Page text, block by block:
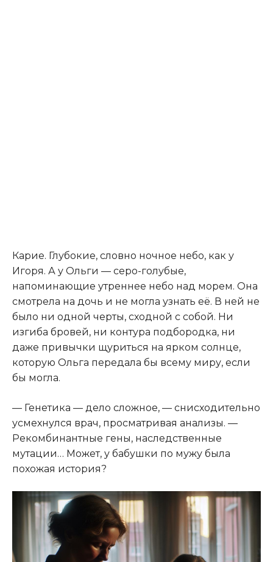
Карие. Глубокие, словно ночное небо, как у
Игоря. А у Ольги — серо-голубые,
напоминающие утреннее небо над морем. Она
смотрела на дочь и не могла узнать её. В ней не
было ни одной черты, сходной с собой. Ни
изгиба бровей, ни контура подбородка, ни
даже привычки щуриться на ярком солнце,
которую Ольга передала бы всему миру, если
бы могла.
— Генетика — дело сложное, — снисходительно
усмехнулся врач, просматривая анализы. —
Рекомбинантные гены, наследственные
мутации… Может, у бабушки по мужу была
похожая история?